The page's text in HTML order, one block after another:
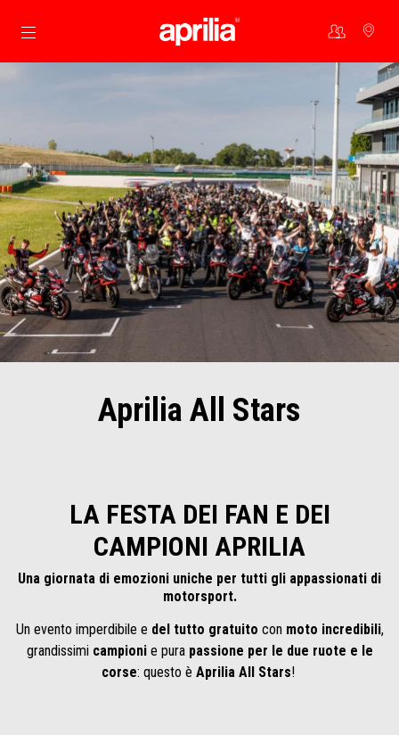
Vai al contenuto principale
Aprilia All Stars
LA FESTA DEI FAN E DEI
CAMPIONI APRILIA
Una giornata di emozioni uniche per tutti gli appassionati di
motorsport.
Un evento imperdibile e del tutto gratuito con moto incredibili,
grandissimi campioni e pura passione per le due ruote e le
corse: questo è Aprilia All Stars!